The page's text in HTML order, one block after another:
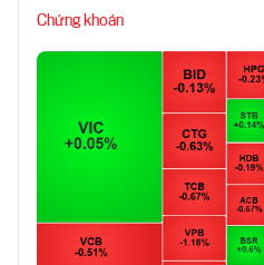
Chứng khoán